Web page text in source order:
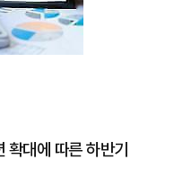
대에 따른 하반기